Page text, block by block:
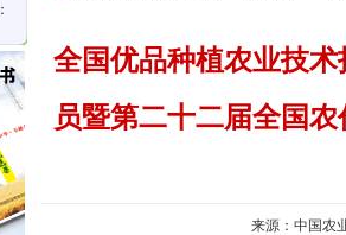
全国优品种植农业技
员暨第二十二届全国
来源：中国农